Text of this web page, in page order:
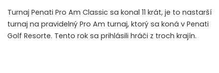
Turnaj Penati Pro Am Classic sa konal 11 krát, je to nastarší
turnaj na pravidelný Pro Am turnaj, ktorý sa koná v Penati
Golf Resorte. Tento rok sa prihlásili hráči z troch krajín.